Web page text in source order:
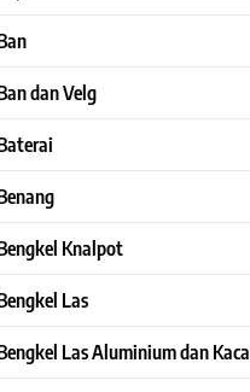
dan Velg
Knalpot
Las
Las Aluminium dan Kaca